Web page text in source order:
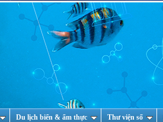
Du lịch biển & ẩm thực Thư viện số